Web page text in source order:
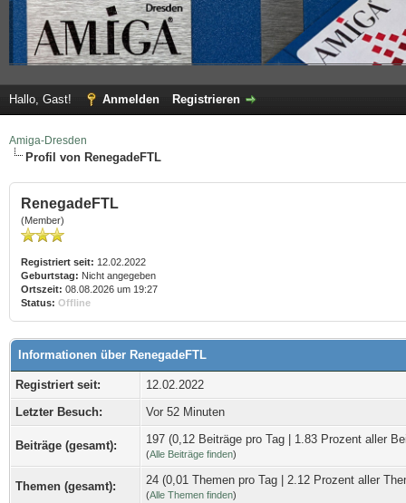
Hallo, Gast! Anmelden Registrieren
Amiga-Dresden
Profil von RenegadeFTL
RenegadeFTL
(Member)
Registriert seit: 12.02.2022
Geburtstag: Nicht angegeben
Ortszeit: 08.08.2026 um 19:27
Status: Offline
Informationen über RenegadeFTL
Registriert seit:
12.02.2022
Letzter Besuch:
Vor 52 Minuten
Beiträge (gesamt): 197 (0,12 Beiträge pro Tag | 1.83 Prozent aller
(Alle Beiträge finden)
Themen (gesamt): 24 (0,01 Themen pro Tag | 2.12 Prozent aller
(Alle Themen finden)